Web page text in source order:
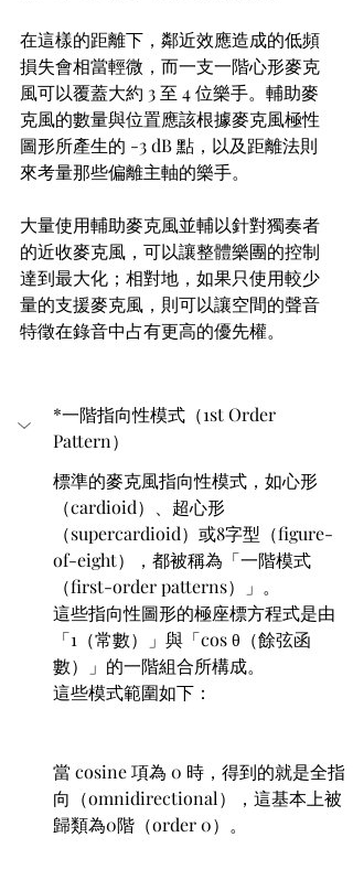
在這樣的距離下，鄰近效應造成的低頻
損失會相當輕微，而一支一階心形麥克
風可以覆蓋大約 3 至 4 位樂手。輔助麥
克風的數量與位置應該根據麥克風極性
圖形所產生的 -3 dB 點，以及距離法則
來考量那些偏離主軸的樂手。
大量使用輔助麥克風並輔以針對獨奏者
的近收麥克風，可以讓整體樂團的控制
達到最大化；相對地，如果只使用較少
量的支援麥克風，則可以讓空間的聲音
特徵在錄音中占有更高的優先權。
*一階指向性模式（1st Order
Pattern）
標準的麥克風指向性模式，如心形
（cardioid）、超心形
（supercardioid）或8字型（figure-
of-eight），都被稱為「一階模式
（first-order patterns）」。
這些指向性圖形的極座標方程式是由
「1（常數）」與「cos θ（餘弦函
數）」的一階組合所構成。
這些模式範圍如下：
當 cosine 項為 0 時，得到的就是全指
向（omnidirectional），這基本上被
歸類為0階（order 0）。